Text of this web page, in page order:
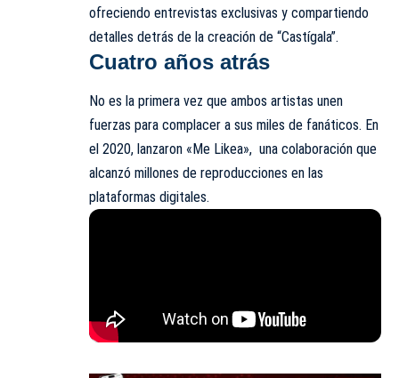
ofreciendo entrevistas exclusivas y compartiendo
detalles detrás de la creación de “Castígala”.
Cuatro años atrás
No es la primera vez que ambos artistas unen
fuerzas para complacer a sus miles de fanáticos. En
el 2020, lanzaron «Me Likea», una colaboración que
alcanzó millones de reproducciones en las
plataformas digitales.